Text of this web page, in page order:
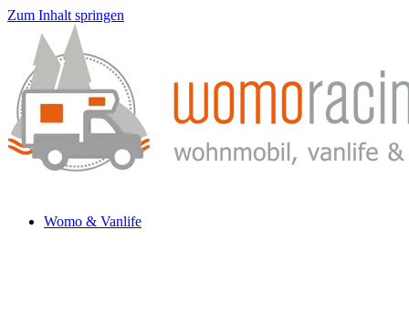
Zum Inhalt springen
Womo & Vanlife